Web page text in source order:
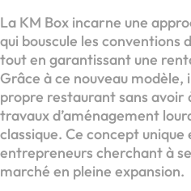
La KM Box incarne une
qui bouscule les conventions
tout en garantissant une
Grâce à ce nouveau modèle,
propre restaurant sans avoir
travaux d’aménagement
classique. Ce concept
entrepreneurs cherchant à
marché en pleine expansion.